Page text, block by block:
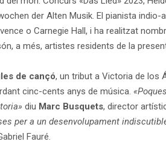
der Alten Musik. El pianista
o Carnegie Hall, i ha realitzat
a més, artistes residents de la
de cançó, un tribut a Victoria de los
cinc-cents anys de música.
diu Marc Busquets, director
per a un desenvolupament
Fauré.